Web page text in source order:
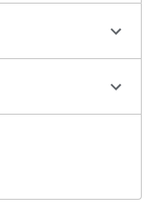
Hand Cream
Kopfnoten von